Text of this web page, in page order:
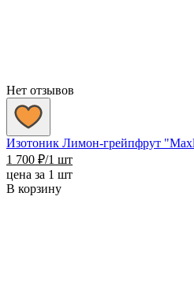
Нет отзывов
Изотоник Лимон-грейпфрут
1 700 ₽/1 шт
цена за 1 шт
В корзину